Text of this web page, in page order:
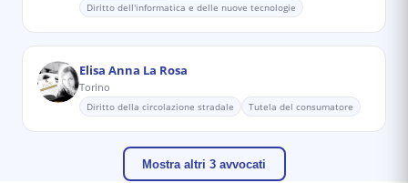
Diritto dell'informatica e delle nuove tecnologie
Elisa Anna La Rosa
Torino
Diritto della circolazione stradale Tutela del consumatore
Mostra altri 3 avvocati